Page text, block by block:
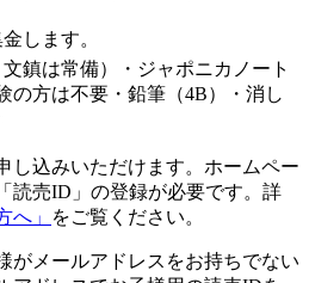
します。
鎮は常備）・ジャポニカノート
の方は不要・鉛筆（4B）・消し
し込みいただけます。ホームペー
読売ID」の登録が必要です。詳
へ」 をご覧ください。
がメールアドレスをお持ちでない